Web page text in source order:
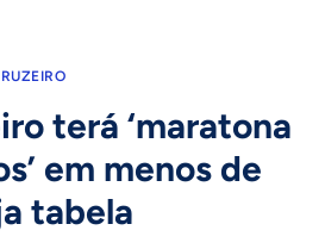
terá ‘maratona
em menos de
tabela